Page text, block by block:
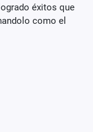
éxitos que
como el